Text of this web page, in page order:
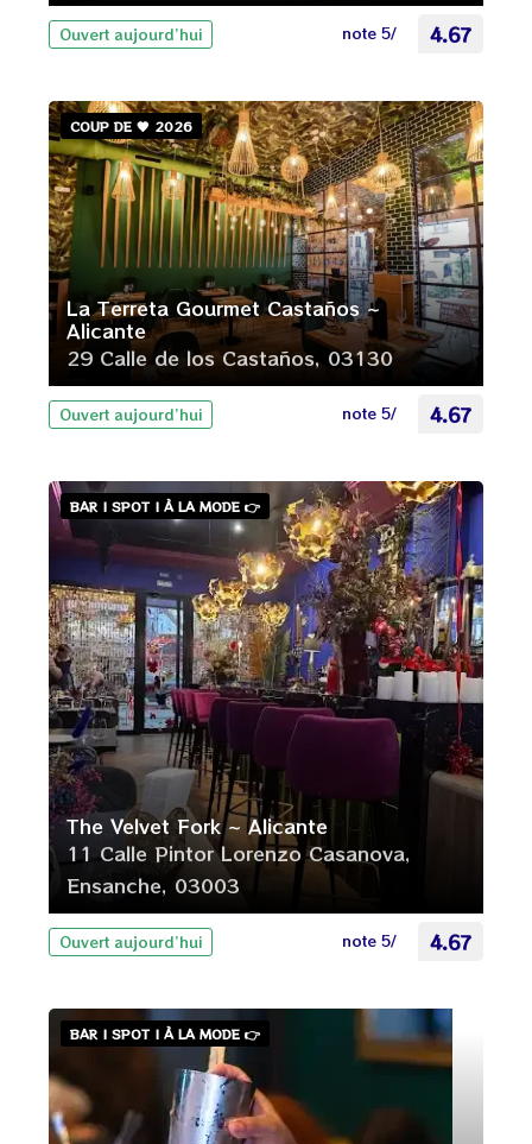
Ouvert aujourd’hui note 5/ 4.67
COUP DE 🧡 2026
La Terreta Gourmet Castaños ~
Alicante
29 Calle de los Castaños, 03130
Ouvert aujourd’hui note 5/ 4.67
BAR | SPOT | À LA MODE 👉
The Velvet Fork ~ Alicante
11 Calle Pintor Lorenzo Casanova,
Ensanche, 03003
Ouvert aujourd’hui note 5/ 4.67
BAR | SPOT | À LA MODE 👉